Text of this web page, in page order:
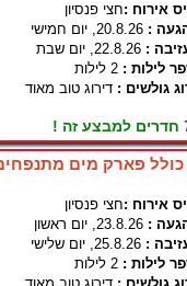
אירוח :חצי פנסיון
: 20.8.26, יום חמישי
: 22.8.26, יום שבת
לילות : 2 לילות
גולשים : דירוג טוב מאוד
פארק מים
אירוח :חצי פנסיון
: 23.8.26, יום ראשון
: 25.8.26, יום שלישי
לילות : 2 לילות